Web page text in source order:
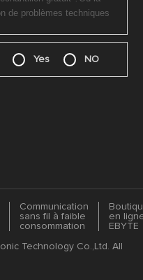
Yes NO
Communication
sans fil à faible
consommation
en
EBYTE
Technology Co.,Ltd. All